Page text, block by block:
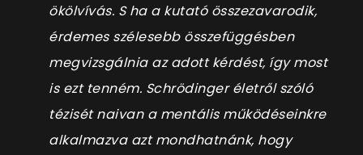
ökölvívás. S ha a kutató összezavarodik,
érdemes szélesebb összefüggésben
megvizsgálnia az adott kérdést, így most
is ezt tenném. Schrödinger életről szóló
tézisét naivan a mentális működéseinkre
alkalmazva azt mondhatnánk, hogy